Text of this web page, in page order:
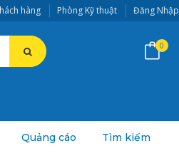
hàng Phòng Kỹ thuật Đăng Nhập
0
Quảng cáo Tìm kiếm